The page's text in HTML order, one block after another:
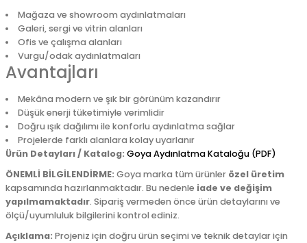
Mağaza ve showroom aydınlatmaları
Galeri, sergi ve vitrin alanları
Ofis ve çalışma alanları
Vurgu/odak aydınlatmaları
Avantajları
Mekâna modern ve şık bir görünüm kazandırır
Düşük enerji tüketimiyle verimlidir
Doğru ışık dağılımı ile konforlu aydınlatma sağlar
Projelerde farklı alanlara kolay uyarlanır
Ürün Detayları / Katalog: Goya Aydınlatma Kataloğu (PDF)
ÖNEMLİ BİLGİLENDİRME: Goya marka tüm ürünler özel üretim
kapsamında hazırlanmaktadır. Bu nedenle iade ve değişim
yapılmamaktadır. Sipariş vermeden önce ürün detaylarını ve
ölçü/uyumluluk bilgilerini kontrol ediniz.
Açıklama: Projeniz için doğru ürün seçimi ve teknik detaylar için